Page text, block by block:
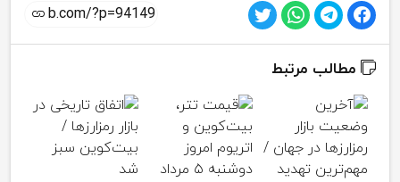
مطالب مرتبط